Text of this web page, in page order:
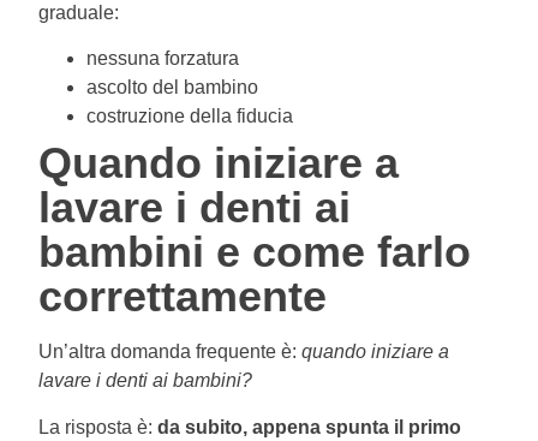
graduale:
nessuna forzatura
ascolto del bambino
costruzione della fiducia
Quando iniziare a
lavare i denti ai
bambini e come farlo
correttamente
Un’altra domanda frequente è: quando iniziare a
lavare i denti ai bambini?
La risposta è: da subito, appena spunta il primo